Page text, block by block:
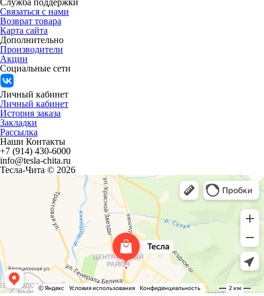
Служба поддержки
Связаться с нами
Возврат товара
Карта сайта
Дополнительно
Производители
Акции
Социальные сети
Личный кабинет
Личный кабинет
История заказа
Закладки
Рассылка
Наши Контакты
+7 (914) 430-6000
info@tesla-chita.ru
Тесла-Чита © 2026